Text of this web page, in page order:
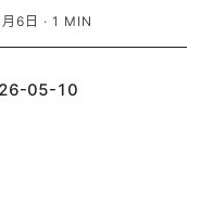
6日 · 1 MIN
05-10